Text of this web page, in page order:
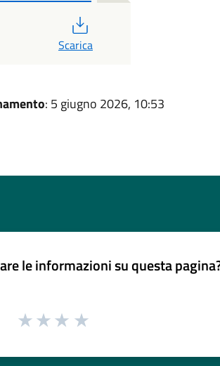
Scarica
: 5 giugno 2026, 10:53
le informazioni su questa